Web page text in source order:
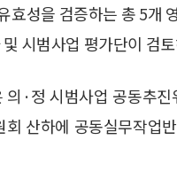
효성을 검증하는 총 5개
시범사업 평가단이 검
·정 시범사업 공동추
산하에 공동실무작업